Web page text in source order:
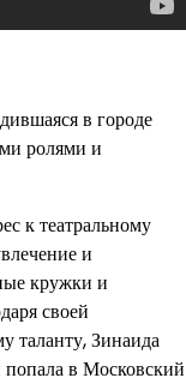
в городе
ролями и
к театральному
и
кружки и
своей
таланту, Зинаида
в Московский